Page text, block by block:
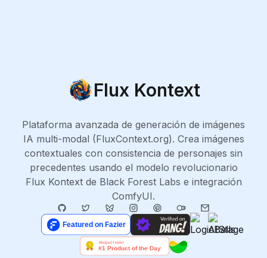
Flux Kontext
Plataforma avanzada de generación de imágenes
IA multi-modal (FluxContext.org). Crea imágenes
contextuales con consistencia de personajes sin
precedentes usando el modelo revolucionario
Flux Kontext de Black Forest Labs e integración
ComfyUI.